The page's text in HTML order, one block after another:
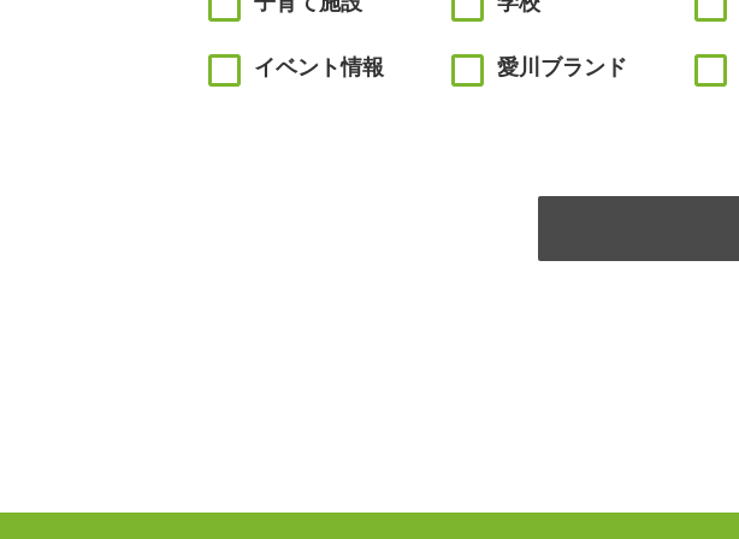
イベント情報 愛川ブランド